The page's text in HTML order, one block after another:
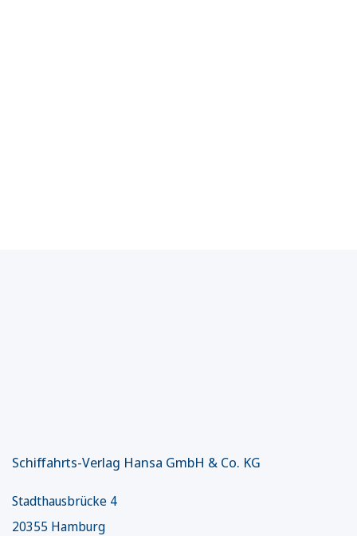
Schiffahrts-Verlag Hansa GmbH & Co. KG
Stadthausbrücke 4
20355 Hamburg